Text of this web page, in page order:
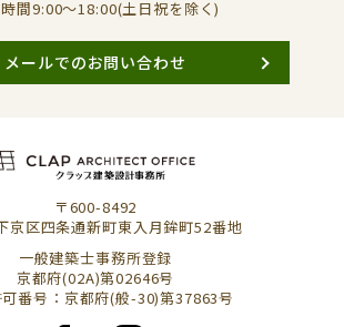
間9:00〜18:00(土日祝を除く)
メールでのお問い合わせ
〒600-8492
京区四条通新町東入月鉾町52番地
一般建築士事務所登録
京都府(02A)第02646号
番号：京都府(般-30)第37863号